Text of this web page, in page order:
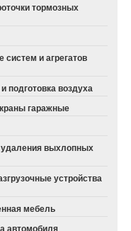
тормозных
систем и агрегатов
подготовка воздуха
гаражные
выхлопных
устройства
мебель
автомобиля